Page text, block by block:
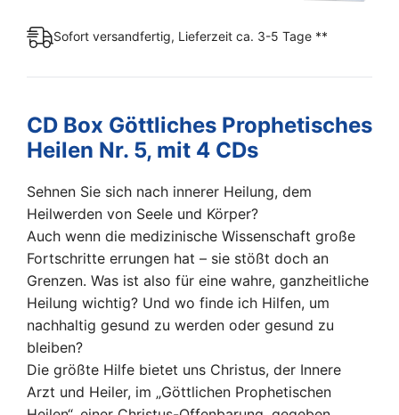
Sofort versandfertig, Lieferzeit ca. 3-5 Tage **
CD Box Göttliches Prophetisches
Heilen Nr. 5, mit 4 CDs
Sehnen Sie sich nach innerer Heilung, dem
Heilwerden von Seele und Körper?
Auch wenn die medizinische Wissenschaft große
Fortschritte errungen hat – sie stößt doch an
Grenzen. Was ist also für eine wahre, ganzheitliche
Heilung wichtig? Und wo finde ich Hilfen, um
nachhaltig gesund zu werden oder gesund zu
bleiben?
Die größte Hilfe bietet uns Christus, der Innere
Arzt und Heiler, im „Göttlichen Prophetischen